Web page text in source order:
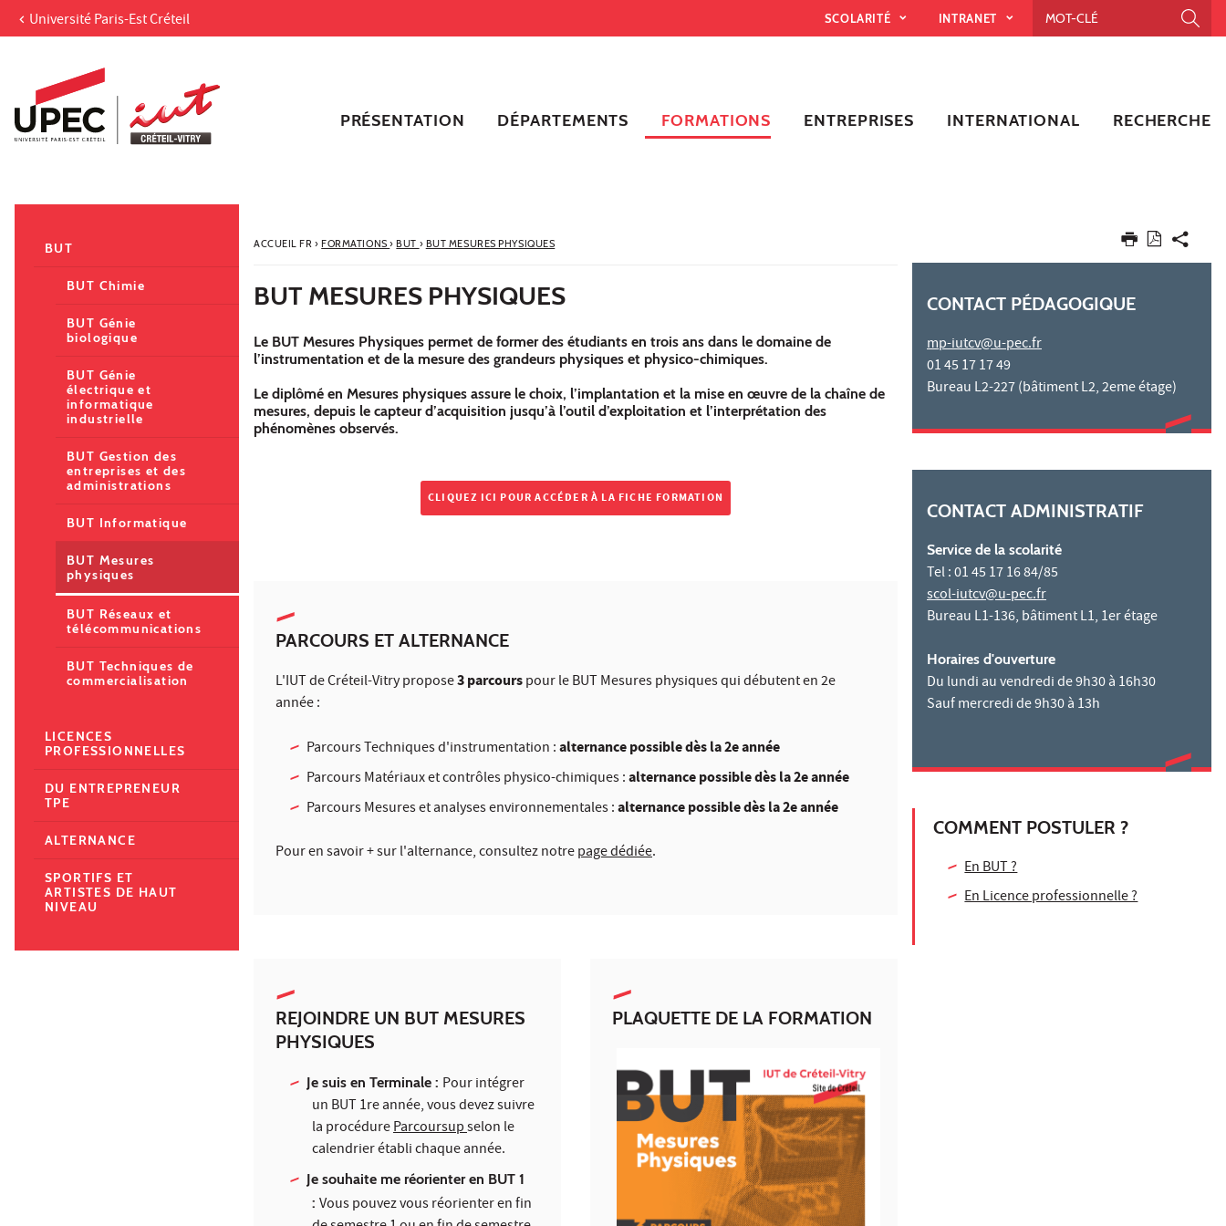
Aller au contenu
Accès directs
Recherche
Navigation secondaire
Université Paris-Est Créteil SCOLARITÉ INTRANET
PRÉSENTATION DÉPARTEMENTS FORMATIONS ENTREPRISES INTERNATIONAL RECHERCHE
ACCUEIL FR› FORMATIONS› BUT › BUT MESURES PHYSIQUES
BUT MESURES PHYSIQUES
Le BUT Mesures Physiques permet de former des étudiants en trois ans dans le domaine de
l’instrumentation et de la mesure des grandeurs physiques et physico-chimiques.
Le diplômé en Mesures physiques assure le choix, l’implantation et la mise en œuvre de la chaîne de
mesures, depuis le capteur d’acquisition jusqu’à l’outil d’exploitation et l’interprétation des
phénomènes observés.
CLIQUEZ ICI POUR ACCÉDER À LA FICHE FORMATION
PARCOURS ET ALTERNANCE
L'IUT de Créteil-Vitry propose3 parcourspour le BUT Mesures physiques qui débutent en 2e
année :
Parcours Techniques d'instrumentation :alternance possible dès la 2e année
Parcours Matériaux et contrôles physico-chimiques :alternance possible dès la 2e année
Parcours Mesures et analyses environnementales :alternance possible dès la 2e année
Pour en savoir + sur l'alternance, consultez notrepage dédiée.
REJOINDRE UN BUT MESURES
PHYSIQUES
Je suis en Terminale : Pour intégrer
un BUT 1re année, vous devez suivre
la procédureParcoursupselon le
calendrier établi chaque année.
Je souhaite me réorienter en BUT 1
: Vous pouvez vous réorienter en fin
PLAQUETTE DE LA FORMATION
CONTACT PÉDAGOGIQUE
mp-iutcv@u-pec.fr
01 45 17 17 49
Bureau L2-227 (bâtiment L2, 2eme étage)
CONTACT ADMINISTRATIF
Service de la scolarité
Tel : 01 45 17 16 84/85
scol-iutcv@u-pec.fr
Bureau L1-136, bâtiment L1, 1er étage
Horaires d'ouverture
Du lundi au vendredi de 9h30 à 16h30
Sauf mercredi de 9h30 à 13h
COMMENT POSTULER ?
En BUT ?
En Licence professionnelle ?
BUT
BUT Chimie
BUT Génie
biologique
BUT Génie
électrique et
informatique
industrielle
BUT Gestion des
entreprises et des
administrations
BUT Informatique
BUT Mesures
physiques
BUT Réseaux et
télécommunications
BUT Techniques de
commercialisation
LICENCES
PROFESSIONNELLES
DU ENTREPRENEUR
TPE
ALTERNANCE
SPORTIFS ET
ARTISTES DE HAUT
NIVEAU